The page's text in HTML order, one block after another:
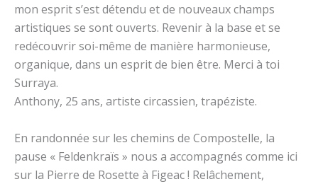
mon esprit s’est détendu et de nouveaux champs
artistiques se sont ouverts. Revenir à la base et se
redécouvrir soi-même de manière harmonieuse,
organique, dans un esprit de bien être. Merci à toi
Surraya.
Anthony, 25 ans, artiste circassien, trapéziste.
En randonnée sur les chemins de Compostelle, la
pause « Feldenkraïs » nous a accompagnés comme ici
sur la Pierre de Rosette à Figeac ! Relâchement,